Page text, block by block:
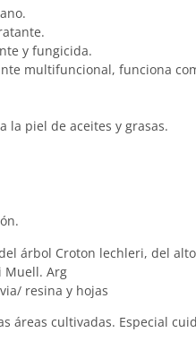
y fungicida.
multifuncional, funciona
la piel de aceites y grasas.
árbol Croton lechleri, del
Muell. Arg
resina y hojas
áreas cultivadas. Especial